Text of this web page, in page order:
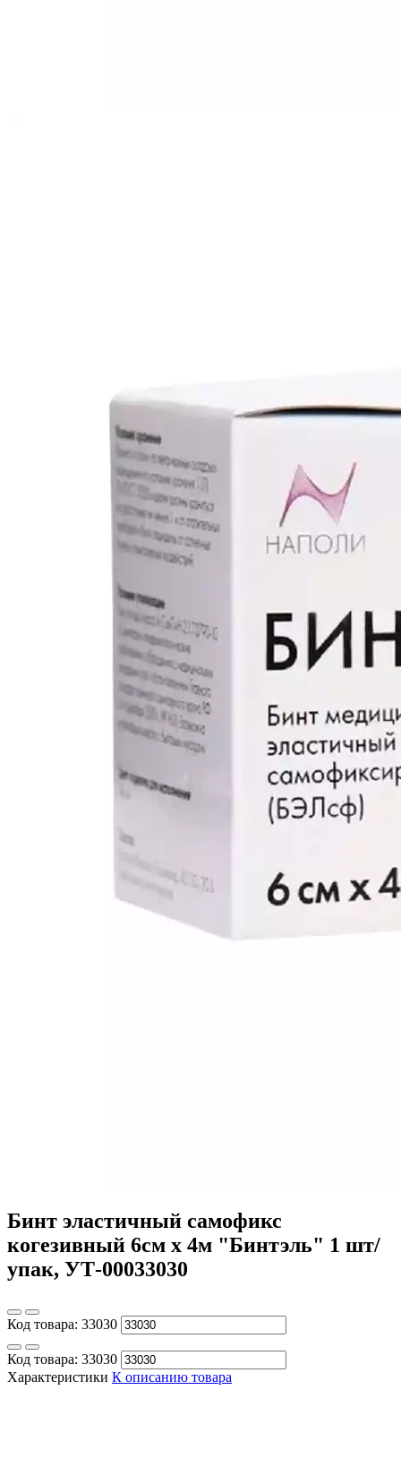
Бинт эластичный самофикс
когезивный 6см х 4м "Бинтэль" 1 шт/
упак, УТ-00033030
Код товара: 33030
Код товара: 33030
Характеристики К описанию товара